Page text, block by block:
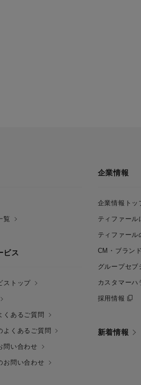
覧
ビス
ストップ
くあるご質問
よくあるご質問
問い合わせ
お問い合わせ
企業情報
企業情報トッ
ティファール
ティファール
CM・ブラン
グループセブ
カスタマーハ
採用情報
新着情報